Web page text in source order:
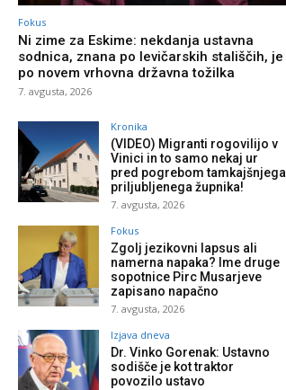
Fokus
Ni zime za Eskime: nekdanja ustavna
sodnica, znana po levičarskih stališčih, je
po novem vrhovna državna tožilka
7. avgusta, 2026
Kronika
(VIDEO) Migranti rogovilijo v
Vinici in to samo nekaj ur
pred pogrebom tamkajšnjega
priljubljenega župnika!
7. avgusta, 2026
Fokus
Zgolj jezikovni lapsus ali
namerna napaka? Ime druge
sopotnice Pirc Musarjeve
zapisano napačno
7. avgusta, 2026
Izjava dneva
Dr. Vinko Gorenak: Ustavno
sodišče je kot traktor
povozilo ustavo